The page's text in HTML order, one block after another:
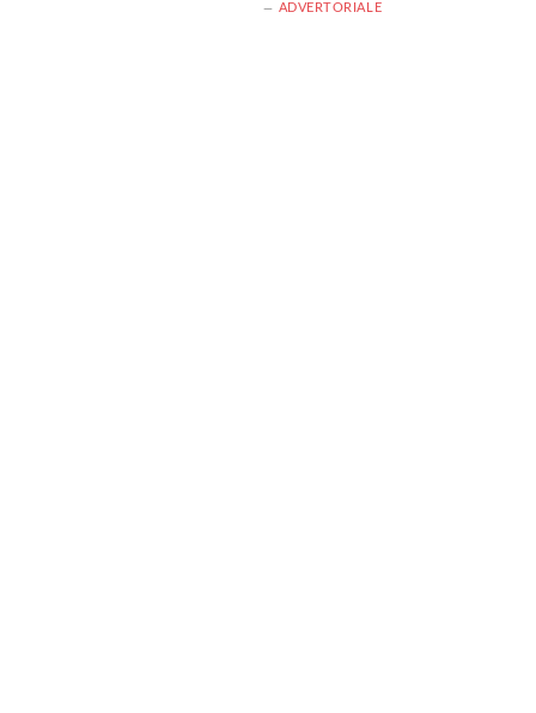
ADVERTORIALE